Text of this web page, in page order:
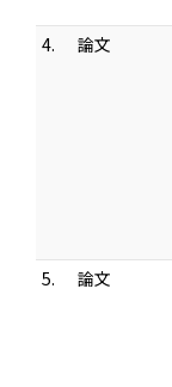
4. 論文
5. 論文